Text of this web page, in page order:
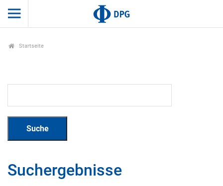
Startseite
Suchergebnisse